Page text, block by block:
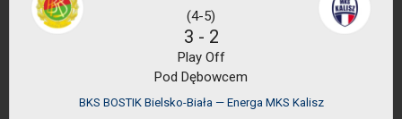
(4-5)
3 - 2
Play Off
Pod Dębowcem
BKS BOSTIK Bielsko-Biała — Energa MKS Kalisz